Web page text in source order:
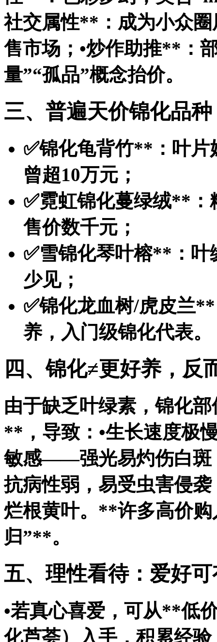
社交属性**：成为小众
售市场；•炒作助推**：
量”“孤品”概念抬价。
三、普遍天价锦化品种
✅锦化龟背竹**：叶片
曾超10万元；
✅霓虹锦化蔓绿绒**：
售价数千元；
✅雪锦化琴叶榕**：叶
少见；
✅锦化龙血树/虎皮兰
养，入门级锦化代表。
四、锦化≠更好养，反
由于缺乏叶绿素，锦化
**，导致：•生长速度极
敏感——强光易灼伤白斑
抗病性弱，易受虫害侵
烂根黄叶。**许多高价
归”**。
五、理性看待：爱好
•若真心喜爱，可从**低
化芦荟）入手，积累经